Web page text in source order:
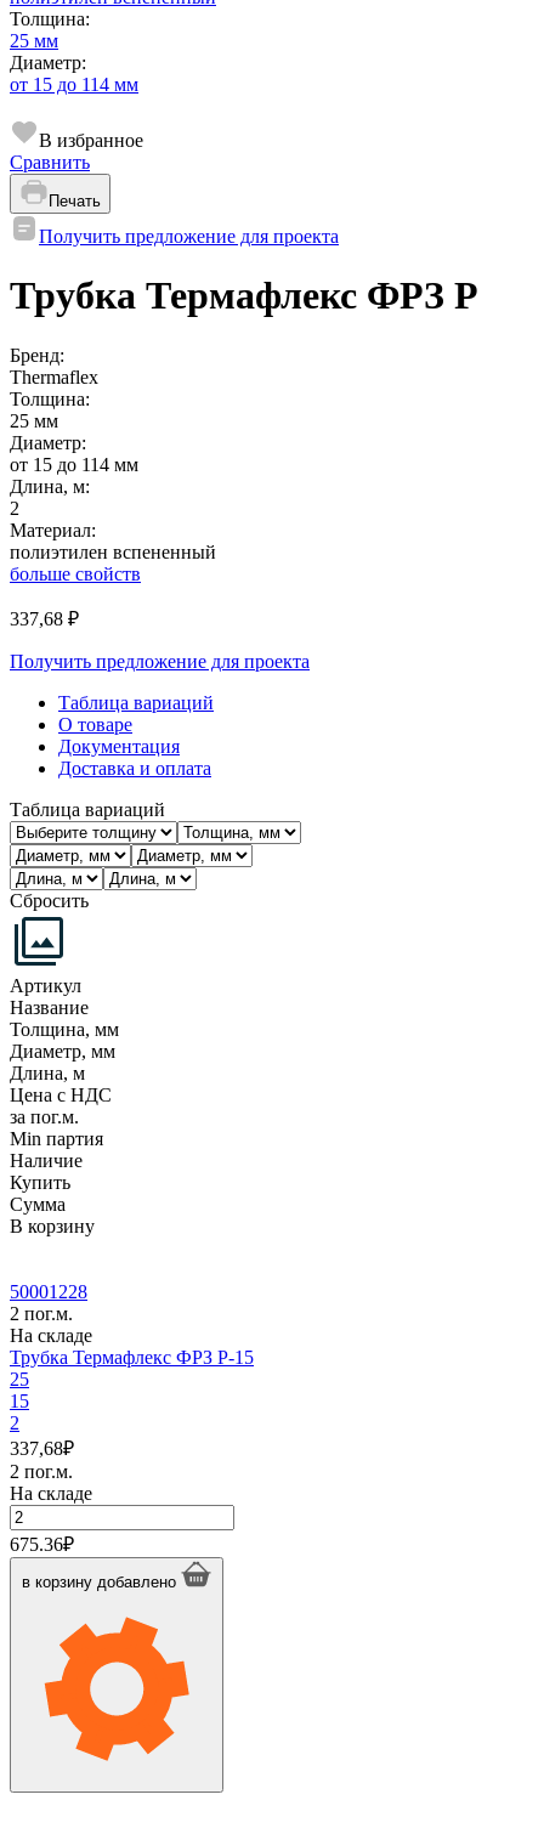
Толщина:
25 мм
Диаметр:
от 15 до 114 мм
В избранное
Сравнить
Печать
Получить предложение для проекта
Трубка Термафлекс ФРЗ P
Бренд:
Thermaflex
Толщина:
25 мм
Диаметр:
от 15 до 114 мм
Длина, м:
2
Материал:
полиэтилен вспененный
больше свойств
337,68 ₽
Получить предложение для проекта
Таблица вариаций
О товаре
Документация
Доставка и оплата
Таблица вариаций
Сбросить
Артикул
Название
Толщина, мм
Диаметр, мм
Длина, м
Цена с НДС
за пог.м.
Min партия
Наличие
Купить
Сумма
В корзину
50001228
2 пог.м.
На складе
Трубка Термафлекс ФРЗ P-15
25
15
2
337,68₽
2 пог.м.
На складе
Количество
товара
Трубка
Термафлекс
675.36₽
в корзину добавлено